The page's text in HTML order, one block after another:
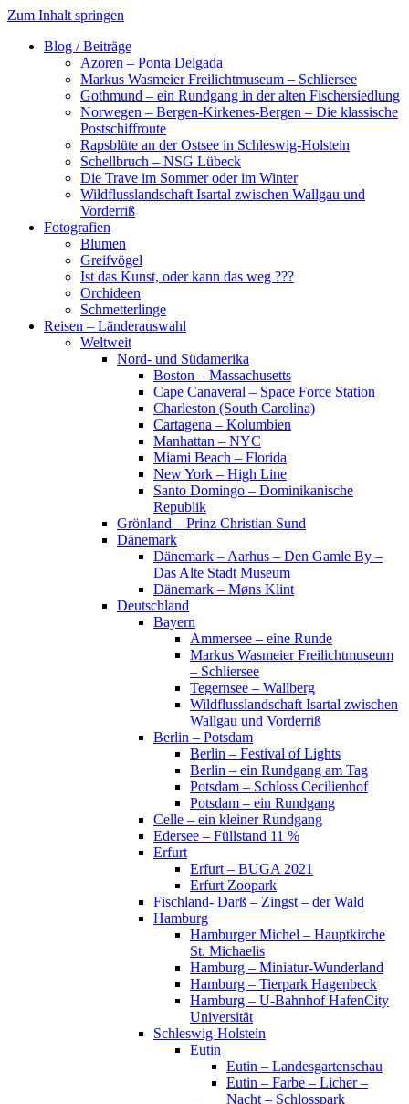
Zum Inhalt springen
Blog / Beiträge
Azoren – Ponta Delgada
Markus Wasmeier Freilichtmuseum – Schliersee
Gothmund – ein Rundgang in der alten Fischersiedlung
Norwegen – Bergen-Kirkenes-Bergen – Die klassische
Postschiffroute
Rapsblüte an der Ostsee in Schleswig-Holstein
Schellbruch – NSG Lübeck
Die Trave im Sommer oder im Winter
Wildflusslandschaft Isartal zwischen Wallgau und
Vorderriß
Fotografien
Blumen
Greifvögel
Ist das Kunst, oder kann das weg ???
Orchideen
Schmetterlinge
Reisen – Länderauswahl
Weltweit
Nord- und Südamerika
Boston – Massachusetts
Cape Canaveral – Space Force Station
Charleston (South Carolina)
Cartagena – Kolumbien
Manhattan – NYC
Miami Beach – Florida
New York – High Line
Santo Domingo – Dominikanische
Republik
Grönland – Prinz Christian Sund
Dänemark
Dänemark – Aarhus – Den Gamle By –
Das Alte Stadt Museum
Dänemark – Møns Klint
Deutschland
Bayern
Ammersee – eine Runde
Markus Wasmeier Freilichtmuseum
– Schliersee
Tegernsee – Wallberg
Wildflusslandschaft Isartal zwischen
Wallgau und Vorderriß
Berlin – Potsdam
Berlin – Festival of Lights
Berlin – ein Rundgang am Tag
Potsdam – Schloss Cecilienhof
Potsdam – ein Rundgang
Celle – ein kleiner Rundgang
Edersee – Füllstand 11 %
Erfurt
Erfurt – BUGA 2021
Erfurt Zoopark
Fischland- Darß – Zingst – der Wald
Hamburg
Hamburger Michel – Hauptkirche
St. Michaelis
Hamburg – Miniatur-Wunderland
Hamburg – Tierpark Hagenbeck
Hamburg – U-Bahnhof HafenCity
Universität
Schleswig-Holstein
Eutin
Eutin – Landesgartenschau
Eutin – Farbe – Licher –
Nacht – Schlosspark